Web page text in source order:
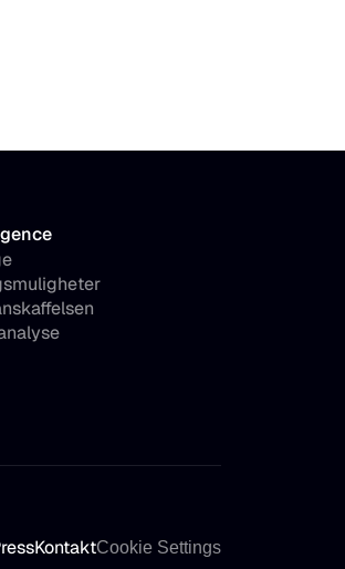
KontaktCookie Settings